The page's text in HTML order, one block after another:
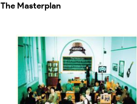
The Masterplan